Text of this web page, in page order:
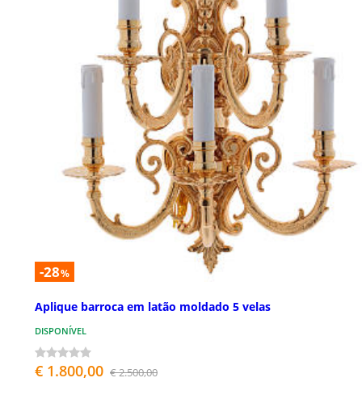
-28%
Aplique barroca em latão moldado 5 velas
DISPONÍVEL
€ 1.800,00 € 2.500,00